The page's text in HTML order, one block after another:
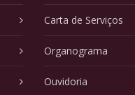
Carta de Serviços
Organograma
Ouvidoria